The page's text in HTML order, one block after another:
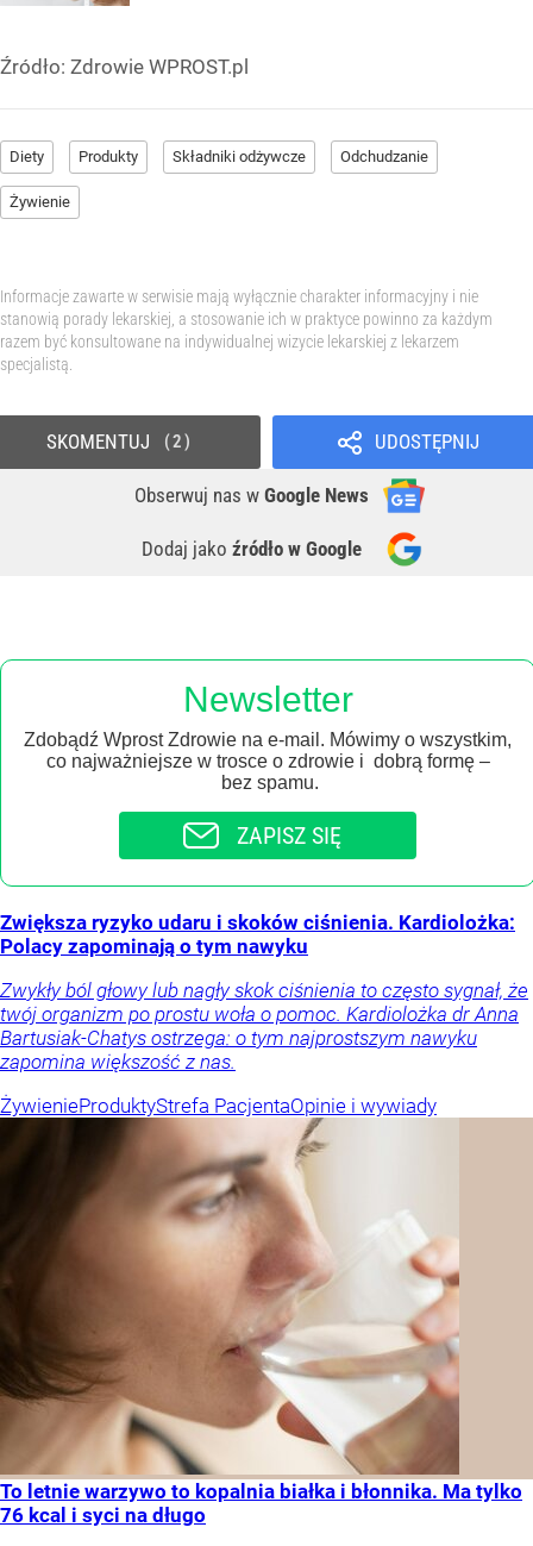
Źródło: Zdrowie WPROST.pl
Diety Produkty Składniki odżywcze Odchudzanie
Żywienie
Informacje zawarte w serwisie mają wyłącznie charakter informacyjny i nie
stanowią porady lekarskiej, a stosowanie ich w praktyce powinno za każdym
razem być konsultowane na indywidualnej wizycie lekarskiej z lekarzem
specjalistą.
UDOSTĘPNIJ
Obserwuj nas w Google News
Dodaj jako źródło w Google
SKOMENTUJ 2
Newsletter
Zdobądź Wprost Zdrowie na e-mail. Mówimy o wszystkim,
co najważniejsze w trosce o zdrowie i dobrą formę –
bez spamu.
ZAPISZ SIĘ
Zwiększa ryzyko udaru i skoków ciśnienia. Kardiolożka:
Polacy zapominają o tym nawyku
Zwykły ból głowy lub nagły skok ciśnienia to często sygnał, że
twój organizm po prostu woła o pomoc. Kardiolożka dr Anna
Bartusiak-Chatys ostrzega: o tym najprostszym nawyku
zapomina większość z nas.
ŻywienieProduktyStrefa PacjentaOpinie i wywiady
To letnie warzywo to kopalnia białka i błonnika. Ma tylko
76 kcal i syci na długo